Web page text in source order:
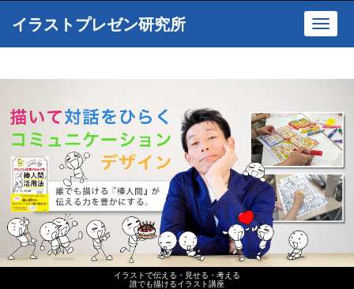
イラストで伝える・見せる・考える
誰でも描けるイラスト講座
イラストプレゼン研究所